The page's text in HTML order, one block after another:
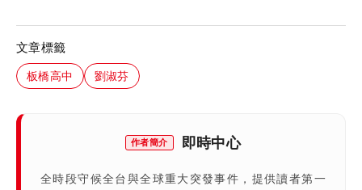
文章標籤
板橋高中 劉淑芬
作者簡介 即時中心
全時段守候全台與全球重大突發事件，提供讀者第一